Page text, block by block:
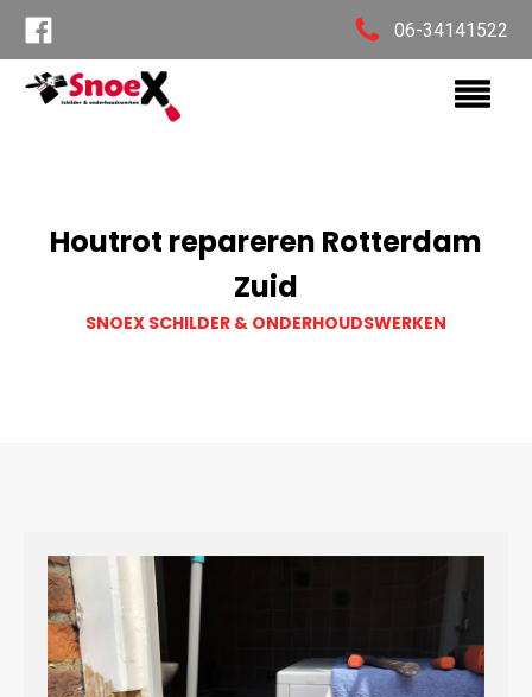
06-34141522
Houtrot repareren Rotterdam
Zuid
SNOEX SCHILDER & ONDERHOUDSWERKEN